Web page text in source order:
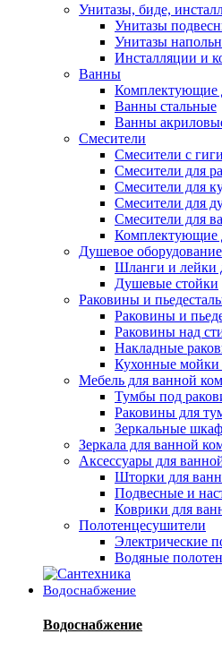
Унитазы, биде,
Унитазы
Унитазы
Инсталляции и
Ванны
Комплектующие
Ванны стальные
Ванны
Смесители
Смесители с
Смесители для
Смесители для
Смесители для
Смесители для
Комплектующие
Душевое оборудование
Шланги и лейки
Душевые стойки
Раковины и
Раковины и
Раковины над
Накладные
Кухонные мойки
Мебель для ванной
Тумбы под
Раковины для
Зеркальные
Зеркала для ванной
Аксессуары для
Шторки для
Подвесные и
Коврики для
Полотенцесушители
Электрические
Водяные
Водоснабжение
Водоснабжение